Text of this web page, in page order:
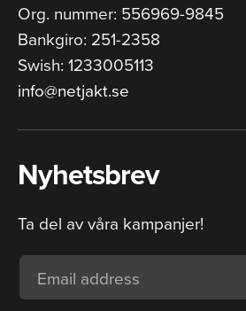
Org. nummer: 556969-9845
Bankgiro: 251-2358
Swish: 1233005113
info@netjakt.se
Nyhetsbrev
Ta del av våra kampanjer!